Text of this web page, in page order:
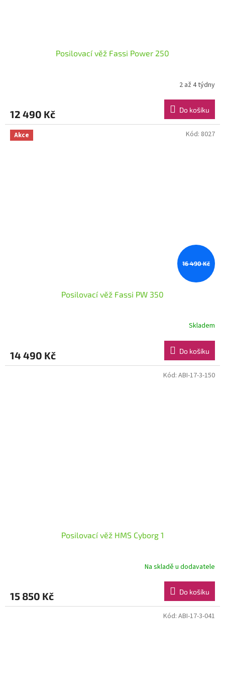
Posilovací věž Fassi Power 250
2 až 4 týdny
12 490 Kč Do košíku
Akce
16 490 Kč
Posilovací věž Fassi PW 350
Skladem
14 490 Kč Do košíku
Kód: 8027
Posilovací věž HMS Cyborg 1
Na skladě u dodavatele
15 850 Kč Do košíku
Kód: ABI-17-3-150
Kód: ABI-17-3-041